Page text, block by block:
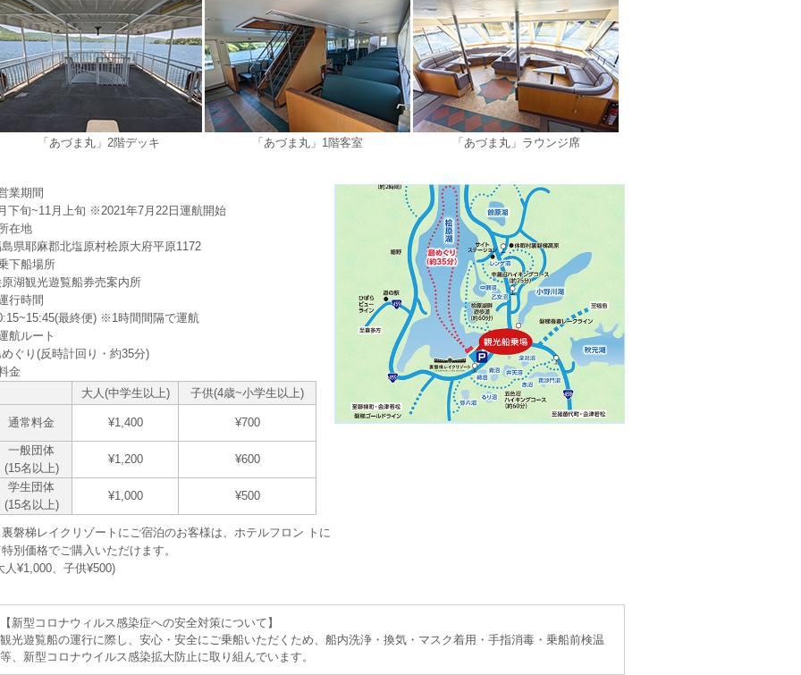
「あづま丸」2階デッキ 「あづま丸」1階客室 「あづま丸」ラウンジ席
業期間
下旬~11月上旬 ※2021年7月22日運航開始
在地
県耶麻郡北塩原村桧原大府平原1172
下船場所
湖観光遊覧船券売案内所
行時間
最終便) ※1時間間隔で運航
航ルート
ぐり(反時計回り・約35分)
金
大人(中学生以上)
子供(4歳~小学生以上)
通常料金 ¥1,400 ¥700
一般団体
(15名以上)
¥1,200 ¥600
学生団体
(15名以上)
¥1,000 ¥500
磐梯レイクリゾートにご宿泊のお客様は、ホテルフロン トに
別価格でご購入いただけます。
人¥1,000、子供¥500)
【新型コロナウィルス感染症への安全対策について】
観光遊覧船の運行に際し、安心・安全にご乗船いただくため、船内洗浄・換気・マスク着用・手指消毒・乗船前検温
等、新型コロナウイルス感染拡大防止に取り組んでいます。